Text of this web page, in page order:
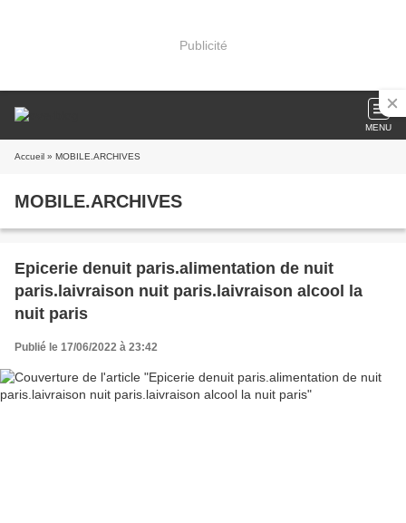
Publicité
MENU
Accueil » MOBILE.ARCHIVES
MOBILE.ARCHIVES
Epicerie denuit paris.alimentation de nuit
paris.laivraison nuit paris.laivraison alcool la
nuit paris
Publié le 17/06/2022 à 23:42